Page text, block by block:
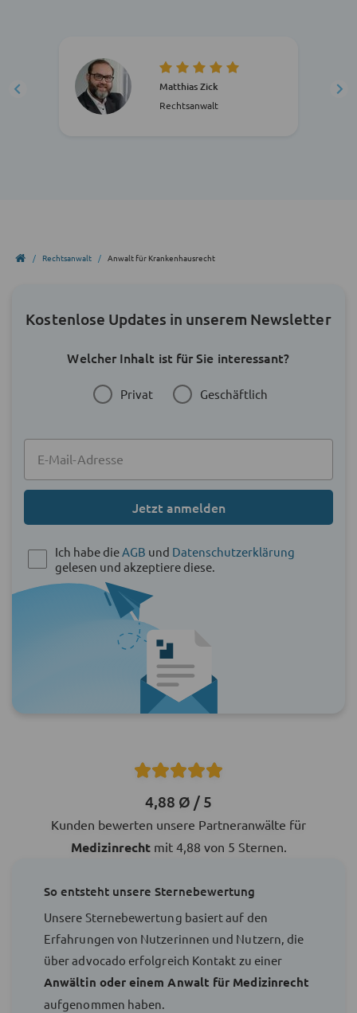
Matthias Zick
Rechtsanwalt
Rechtsanwalt Anwalt für Krankenhausrecht
Kostenlose Updates in unserem Newsletter
Welcher Inhalt ist für Sie interessant?
Privat Geschäftlich
Jetzt anmelden
Ich habe die AGB und Datenschutzerklärung
gelesen und akzeptiere diese.
4,88 Ø / 5
Kunden bewerten unsere Partneranwälte für
Medizinrechtmit 4,88 von 5 Sternen.
So entsteht unsere Sternebewertung
Unsere Sternebewertung basiert auf den
Erfahrungen von Nutzerinnen und Nutzern, die
über advocado erfolgreich Kontakt zu einer
Anwältin oder einem Anwalt für Medizinrecht
aufgenommen haben.